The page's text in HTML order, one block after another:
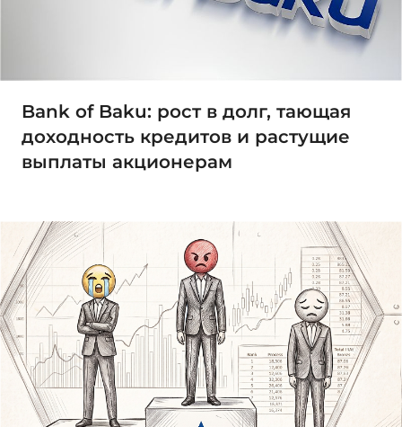
Bank of Baku: рост в долг, тающая
доходность кредитов и растущие
выплаты акционерам